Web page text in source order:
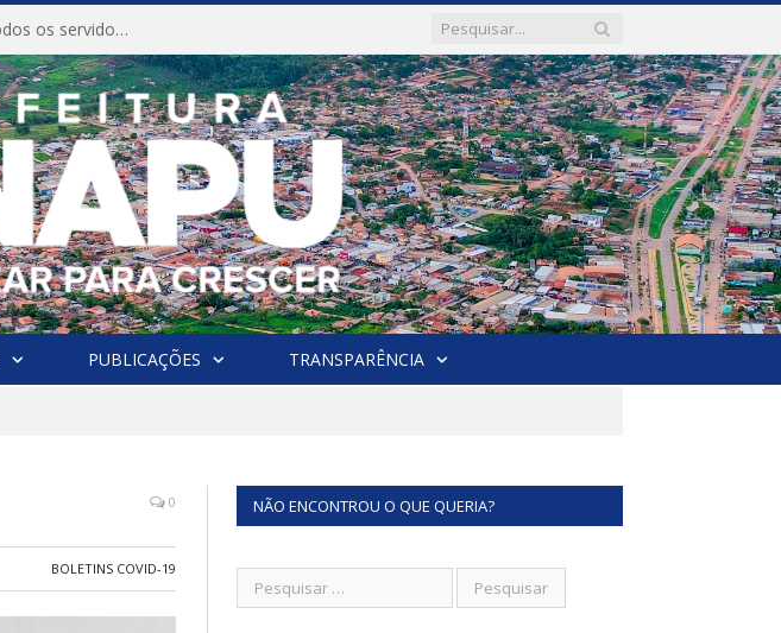
CONVITE A Prefeitura Municipal de Anapu convida todos os servidores públicos municipais para participarem da Audiência Pública de discussão da Lei de Diretrizes Orçamentárias (LDO), importante instrumento de planejamento das ações e investimentos da Administração Pública para o próximo exercício financeiro.
PUBLICAÇÕES TRANSPARÊNCIA
0
BOLETINS COVID-19
NÃO ENCONTROU O QUE QUERIA?